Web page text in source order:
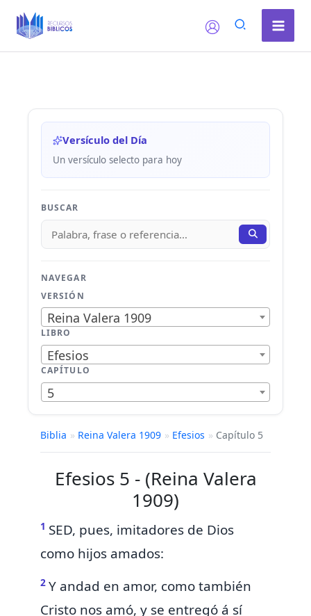
Versículo del Día
Un versículo selecto para hoy
BUSCAR
NAVEGAR
VERSIÓN
Reina Valera 1909
LIBRO
Efesios
CAPÍTULO
5
Biblia » Reina Valera 1909 » Efesios » Capítulo 5
Efesios 5 - (Reina Valera
1909)
1 SED, pues, imitadores de Dios
como hijos amados:
2 Y andad en amor, como también
Cristo nos amó, y se entregó á sí